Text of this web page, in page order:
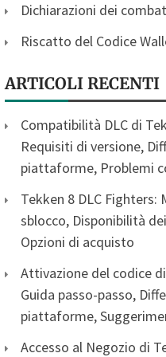
Dichiarazioni dei
Riscatto del Codice
ARTICOLI RECENTI
Compatibilità DLC di
Requisiti di versione,
piattaforme, Problemi
Tekken 8 DLC Fighters:
sblocco, Disponibilità
Opzioni di acquisto
Attivazione del codice
Guida passo-passo,
piattaforme,
Accesso al Negozio di